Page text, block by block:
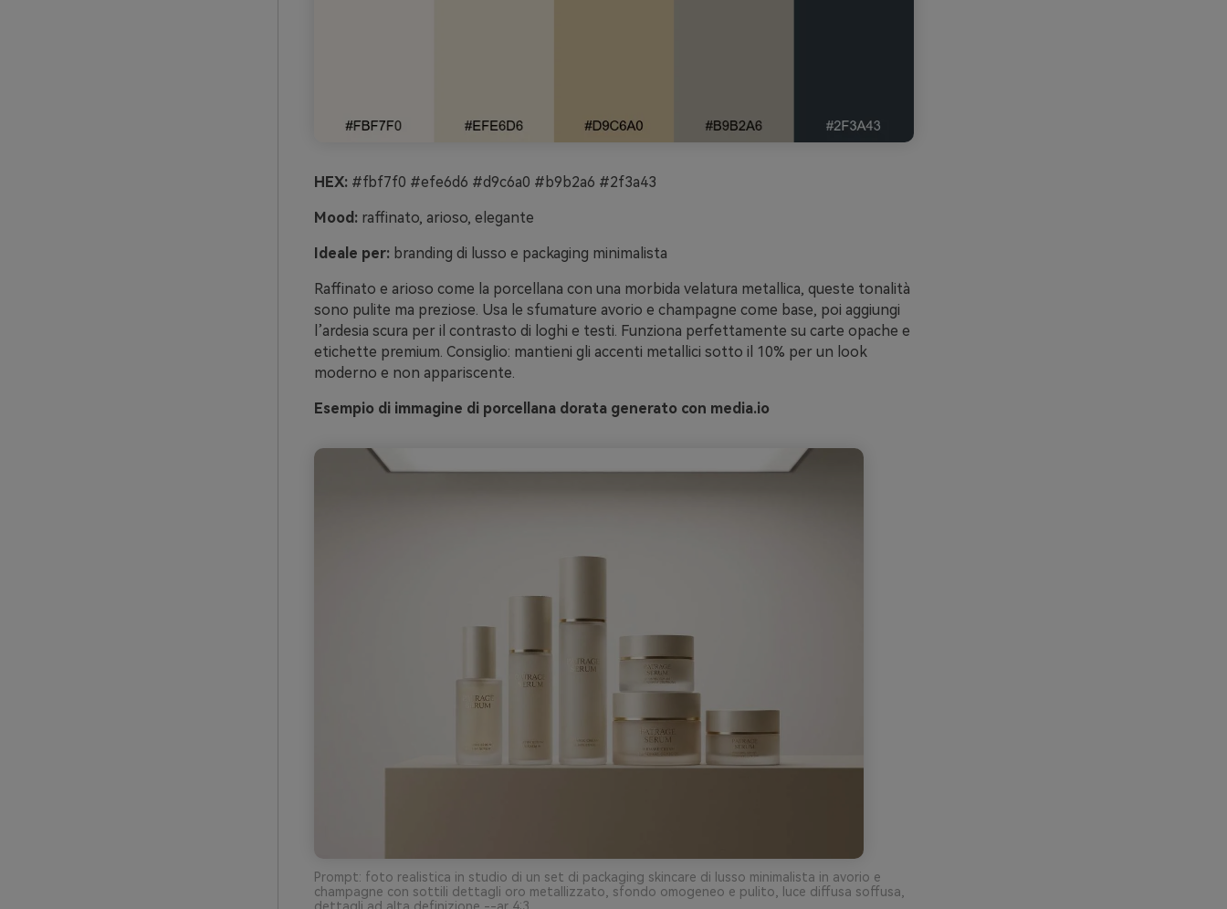
HEX:#fbf7f0 #efe6d6 #d9c6a0 #b9b2a6 #2f3a43
Mood:raffinato, arioso, elegante
Ideale per:branding di lusso e packaging minimalista
Raffinato e arioso come la porcellana con una morbida velatura metallica, queste tonalità
sono pulite ma preziose. Usa le sfumature avorio e champagne come base, poi aggiungi
l’ardesia scura per il contrasto di loghi e testi. Funziona perfettamente su carte opache e
etichette premium. Consiglio: mantieni gli accenti metallici sotto il 10% per un look
moderno e non appariscente.
Esempio di immagine di porcellana dorata generato con media.io
Prompt: foto realistica in studio di un set di packaging skincare di lusso minimalista in avorio e
champagne con sottili dettagli oro metallizzato, sfondo omogeneo e pulito, luce diffusa soffusa,
dettagli ad alta definizione --ar 4:3